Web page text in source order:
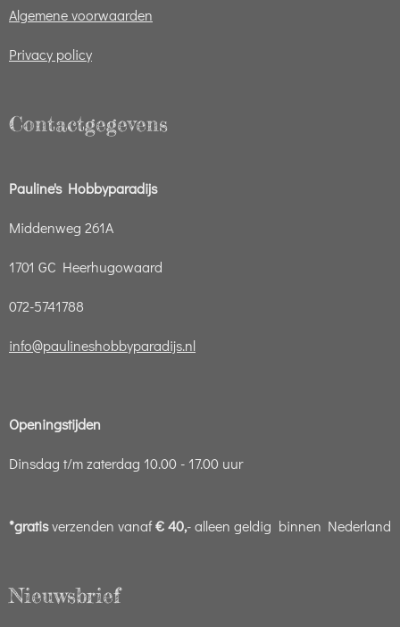
Algemene voorwaarden
Privacy policy
Contactgegevens
Pauline's Hobbyparadijs
Middenweg 261A
1701 GC Heerhugowaard
072-5741788
info@paulineshobbyparadijs.nl
Openingstijden
Dinsdag t/m zaterdag 10.00 - 17.00 uur
*gratisverzenden vanaf€ 40,- alleen geldig binnen Nederland
Nieuwsbrief